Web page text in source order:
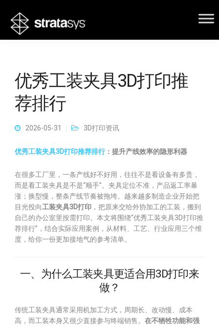
优秀工装夹具3D打印推
荐排行
2026-05-31 3D打印资讯
优秀工装夹具3D打印推荐排行：提升产线效率的隐形利器
在很多工厂里，一条产线好不好用，往往不是看设备有多贵，
而是看工装夹具是不是“顺手”。夹具定位不准，产品返工率暴
涨；换型慢，整条产线节奏被拖垮。越来越多制造企业开始把
目光投向工装夹具3D打印 ，把原来交给外协加工的工装，搬到
自己的办公室里按需打印。本文将围绕“优秀工装夹具3D打印推
荐排行”，结合实际应用案例，从材料、工艺、行业应用三个维
度，给你一份更加接地气的参考清单。
一、为什么工装夹具更适合用3D打印来
做？
传统工装夹具通常采用机加工方式，周期长、改动慢、成本
高，而工装本身又很少直接参与终端销售。 在不牺牲功能和强